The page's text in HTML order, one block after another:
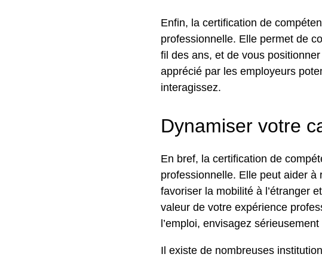
Enfin, la certification de
professionnelle. Elle permet de
fil des ans, et de vous
apprécié par les employeurs
interagissez.
Dynamiser votre
En bref, la certification de
professionnelle. Elle peut aider
favoriser la mobilité à l’étranger
valeur de votre expérience
l’emploi, envisagez
Il existe de nombreuses